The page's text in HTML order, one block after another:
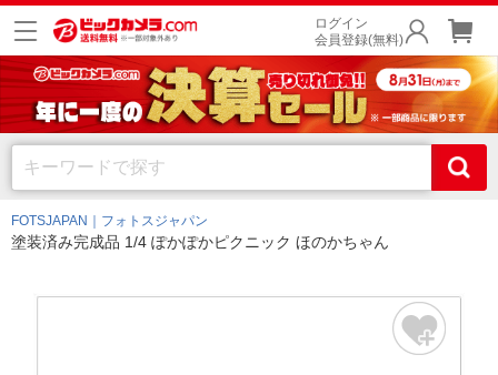
ログイン
会員登録(無料)
FOTSJAPAN｜フォトスジャパン
塗装済み完成品 1/4 ぽかぽかピクニック ほのかちゃん